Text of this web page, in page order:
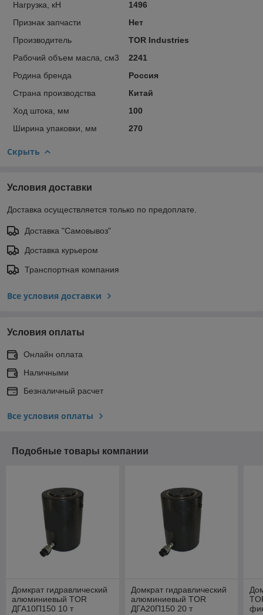
Нагрузка, кН
1496
Признак запчасти
Нет
Производитель
TOR Industries
Рабочий объем масла, см3
2241
Родина бренда
Россия
Страна производства
Китай
Ход штока, мм
100
Ширина упаковки, мм
270
Скрыть
Условия доставки
Доставка осуществляется только по предоплате.
Доставка "Самовывоз"
Доставка курьером
Транспортная компания
Все условия доставки
Условия оплаты
Онлайн оплата
Наличными
Безналичный расчет
Все условия оплаты
Подобные товары компании
Домкрат гидравлический
алюминиевый TOR
ДГА10П150 10 т
Домкрат гидравлический
алюминиевый TOR
ДГА20П150 20 т